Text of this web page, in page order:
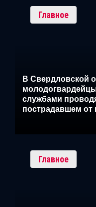
Главное
В Свердловской
службами
пострадавшем от
Главное